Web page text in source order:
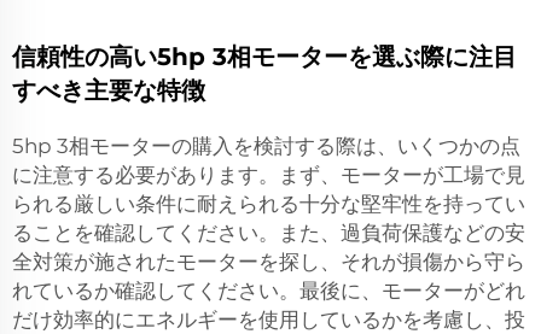
信頼性の高い5hp 3相モーターを選ぶ際に注目
すべき主要な特徴
5hp 3相モーターの購入を検討する際は、いくつかの点
に注意する必要があります。まず、モーターが工場で見
られる厳しい条件に耐えられる十分な堅牢性を持ってい
ることを確認してください。また、過負荷保護などの安
全対策が施されたモーターを探し、それが損傷から守ら
れているか確認してください。最後に、モーターがどれ
だけ効率的にエネルギーを使用しているかを考慮し、投